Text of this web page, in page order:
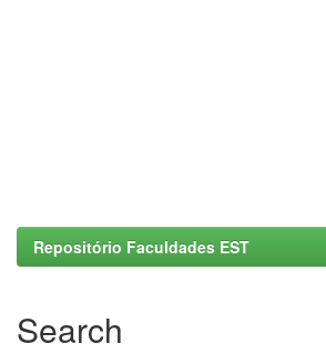
Repositório Faculdades EST
Search